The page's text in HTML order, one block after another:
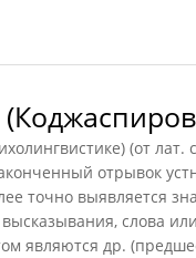
(от
отрывок
точно выявляется
слова
являются др.